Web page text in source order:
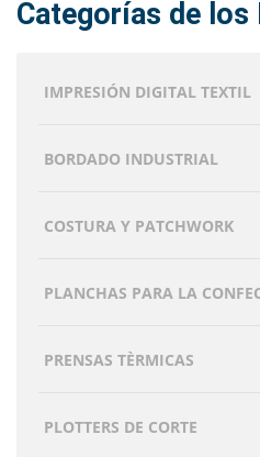
Categorías de
IMPRESIÓN DIGITAL TEXTIL
BORDADO INDUSTRIAL
COSTURA Y PATCHWORK
PLANCHAS PARA LA
PRENSAS TÈRMICAS
PLOTTERS DE CORTE